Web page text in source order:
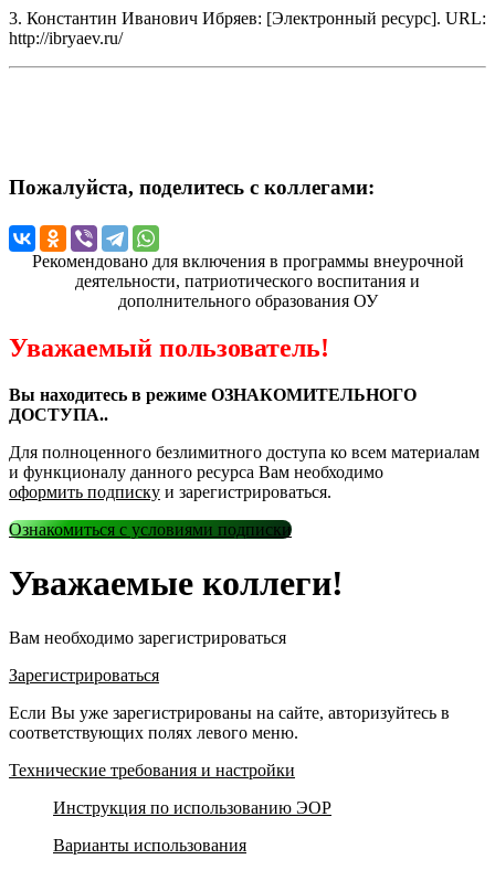
3. Константин Иванович Ибряев: [Электронный ресурс]. URL:
http://ibryaev.ru/
Пожалуйста, поделитесь с коллегами:
Рекомендовано для включения в программы внеурочной
деятельности, патриотического воспитания и
дополнительного образования ОУ
Уважаемый пользователь!
Вы находитесь в режиме ОЗНАКОМИТЕЛЬНОГО
ДОСТУПА..
Для полноценного безлимитного доступа ко всем материалам
и функционалу данного ресурса Вам необходимо
оформить подписку и зарегистрироваться.
Ознакомиться с условиями подписки
Уважаемые коллеги!
Вам необходимо зарегистрироваться
Зарегистрироваться
Если Вы уже зарегистрированы на сайте, авторизуйтесь в
соответствующих полях левого меню.
Технические требования и настройки
Инструкция по использованию ЭОР
Варианты использования